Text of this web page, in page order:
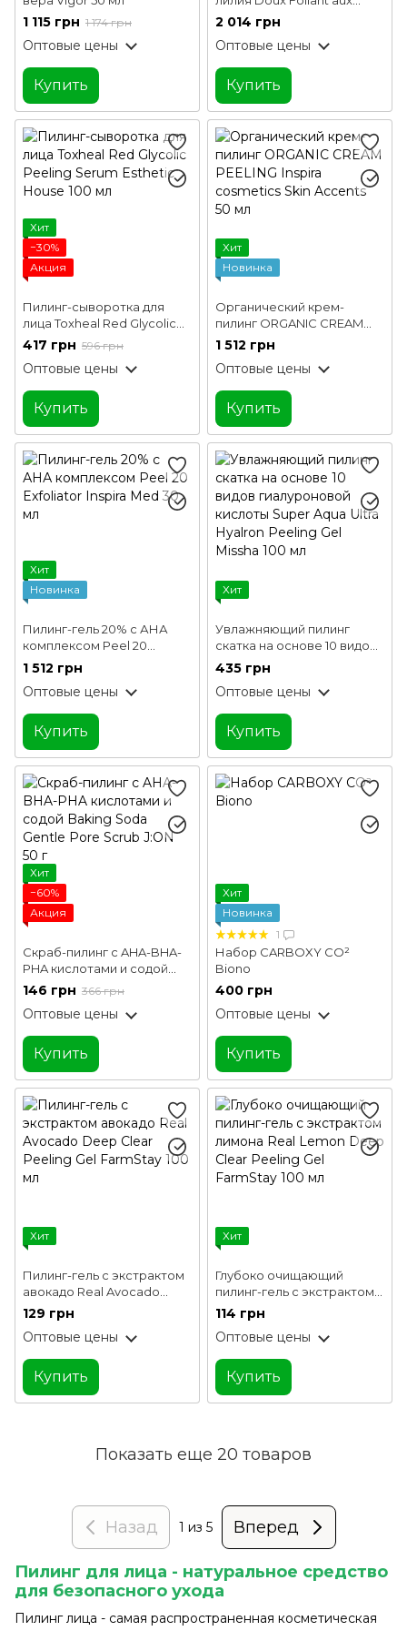
1 115 грн 1 174 грн
Оптовые цены
Купить
Essences de Lys Mary Cohr
2 014 грн
Оптовые цены
Купить
Хит
−30%
Акция
Пилинг-сыворотка для
лица Toxheal Red Glycolic
Peeling Serum Esthetic
House 100 мл
417 грн 596 грн
Оптовые цены
Купить
Хит
Новинка
Органический крем-
пилинг ORGANIC CREAM
PEELING Inspira cosmetics
Skin Accents 50 мл
1 512 грн
Оптовые цены
Купить
Хит
Новинка
Пилинг-гель 20% с АНА
комплексом Peel 20
Exfoliator Inspira Med 30 мл
1 512 грн
Оптовые цены
Купить
Хит
Увлажняющий пилинг
скатка на основе 10 видов
гиалуроновой кислоты
Super Aqua Ultra Hyalron
Peeling Gel Missha 100 мл
435 грн
Оптовые цены
Купить
Хит
−60%
Акция
Скраб-пилинг с AHA-BHA-
PHA кислотами и содой
Baking Soda Gentle Pore
Scrub J:ON 50 г
146 грн 366 грн
Оптовые цены
Купить
Хит
Новинка
1
Набор CARBOXY CO²
Biono
400 грн
Оптовые цены
Купить
Хит
Пилинг-гель с экстрактом
авокадо Real Avocado
Deep Clear Peeling Gel
FarmStay 100 мл
129 грн
Оптовые цены
Купить
Хит
Глубоко очищающий
пилинг-гель с экстрактом
лимона Real Lemon Deep
Clear Peeling Gel FarmStay
100 мл
114 грн
Оптовые цены
Купить
Показать еще 20 товаров
Назад 1 из 5 Вперед
Пилинг для лица - натуральное средство
для безопасного ухода
Пилинг лица - самая распространенная косметическая